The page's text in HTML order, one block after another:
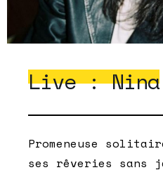
Live : Nina
Promeneuse
ses rêveries sans